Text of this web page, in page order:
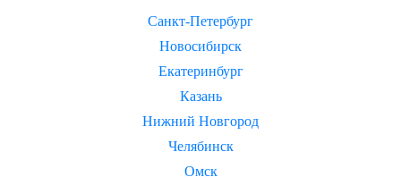
Санкт-Петербург
Новосибирск
Екатеринбург
Казань
Нижний Новгород
Челябинск
Омск